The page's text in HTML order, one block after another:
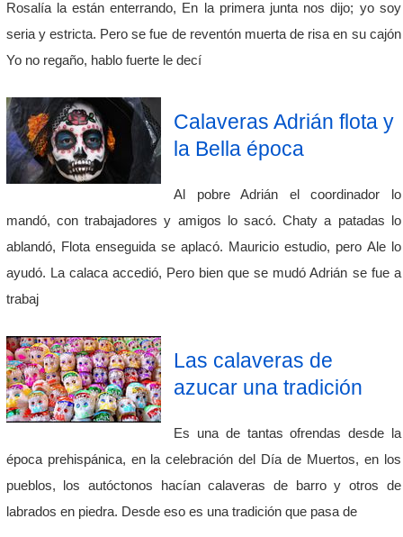
Rosalía la están enterrando, En la primera junta nos dijo; yo soy
seria y estricta. Pero se fue de reventón muerta de risa en su cajón
Yo no regaño, hablo fuerte le decí
Calaveras Adrián flota y
la Bella época
Al pobre Adrián el coordinador lo
mandó, con trabajadores y amigos lo sacó. Chaty a patadas lo
ablandó, Flota enseguida se aplacó. Mauricio estudio, pero Ale lo
ayudó. La calaca accedió, Pero bien que se mudó Adrián se fue a
trabaj
Las calaveras de
azucar una tradición
Es una de tantas ofrendas desde la
época prehispánica, en la celebración del Día de Muertos, en los
pueblos, los autóctonos hacían calaveras de barro y otros de
labrados en piedra. Desde eso es una tradición que pasa de